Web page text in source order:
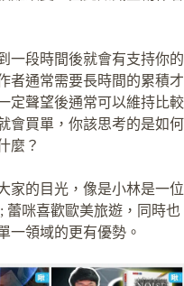
一段時間後就會有支持你的
者通常需要長時間的累積才
定聲望後通常可以維持比較
會買單，你該思考的是如何
麼？
家的目光，像是小林是一位
蕾咪喜歡歐美旅遊，同時也
一領域的更有優勢。